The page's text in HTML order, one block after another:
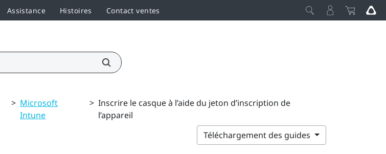
Assistance Histoires Contact ventes
> Microsoft
Intune
> Inscrire le casque à l’aide du jeton d’inscription de
l’appareil
Téléchargement des guides